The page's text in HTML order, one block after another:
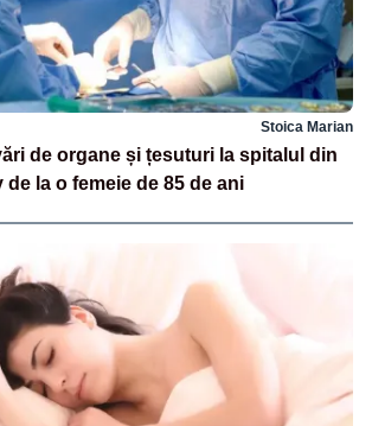
Stoica Marian
de organe și țesuturi la spitalul din
la o femeie de 85 de ani